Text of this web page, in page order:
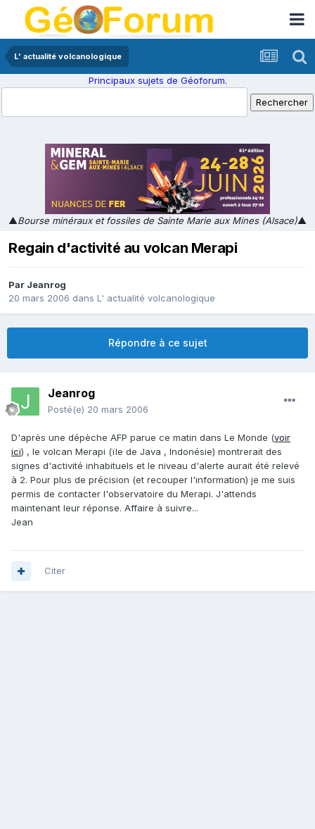
L' actualité volcanologique
Principaux sujets de Géoforum.
▲Bourse minéraux et fossiles de Sainte Marie aux Mines (Alsace)▲
Regain d'activité au volcan Merapi
Par Jeanrog
20 mars 2006 dans L' actualité volcanologique
Répondre à ce sujet
Jeanrog
Posté(e) 20 mars 2006
D'après une dépèche AFP parue ce matin dans Le Monde (voir
ici) , le volcan Merapi (ïle de Java , Indonésie) montrerait des
signes d'activité inhabituels et le niveau d'alerte aurait été relevé
à 2. Pour plus de précision (et recouper l'information) je me suis
permis de contacter l'observatoire du Merapi. J'attends
maintenant leur réponse. Affaire à suivre...
Jean
Citer